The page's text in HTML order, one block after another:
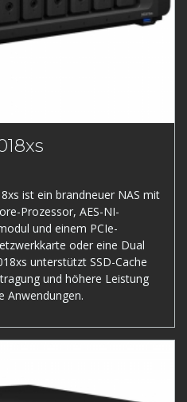
ist ein brandneuer NAS mit
Prozessor, AES-NI-
und einem PCIe-
oder eine Dual
unterstützt SSD-Cache
und höhere Leistung
Anwendungen.